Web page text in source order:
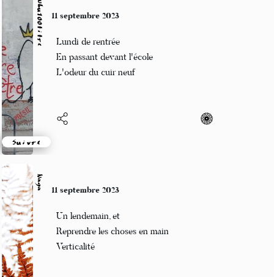
Ubu100titre
Suivre
9 septembre 2023
Été indien
L'odeur des pins parasols
Sur le sable brûlant
Pipitfarlouze 9 septembre 2023
Univers houleux
Une boite noire divague
Danse le tango